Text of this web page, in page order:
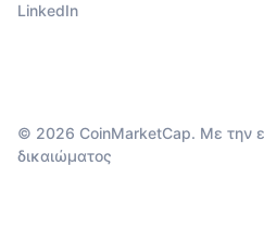
LinkedIn
© 2026 CoinMarketCap. Με την
δικαιώματος